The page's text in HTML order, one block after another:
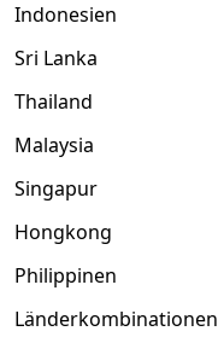
Indonesien
Sri Lanka
Thailand
Malaysia
Singapur
Hongkong
Philippinen
Länderkombinationen